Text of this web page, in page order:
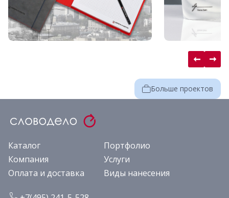
Больше проектов
Каталог
Портфолио
Компания
Услуги
Оплата и доставка
Виды нанесения